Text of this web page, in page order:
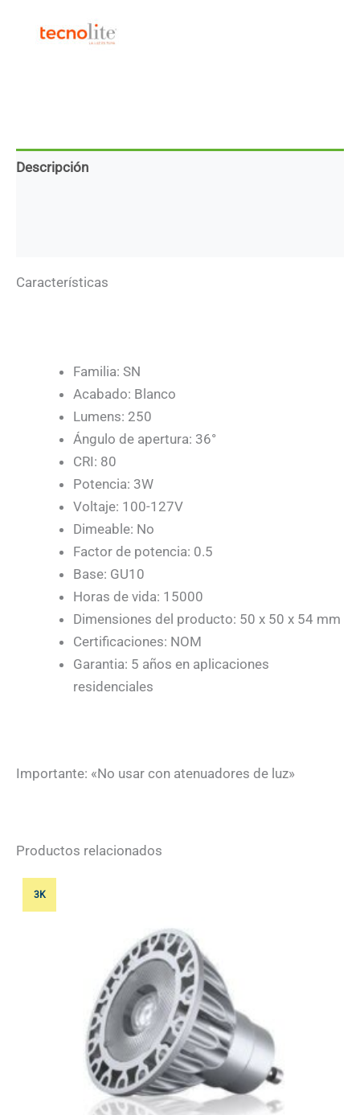
Descripción
Características
Familia: SN
Acabado: Blanco
Lumens: 250
Ángulo de apertura: 36°
CRI: 80
Potencia: 3W
Voltaje: 100-127V
Dimeable: No
Factor de potencia: 0.5
Base: GU10
Horas de vida: 15000
Dimensiones del producto: 50 x 50 x 54 mm
Certificaciones: NOM
Garantia: 5 años en aplicaciones
residenciales
Importante: «No usar con atenuadores de luz»
Productos relacionados
3K